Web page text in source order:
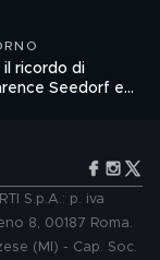
il ricordo di
Seedorf e
S.p.A.: p. iva
8, 00187 Roma.
(MI) - Cap. Soc.